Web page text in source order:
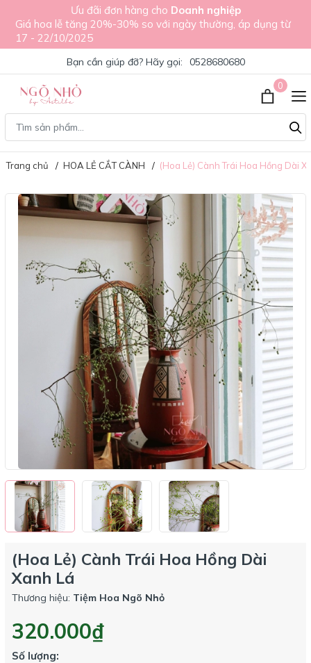
Ưu đãi đơn hàng cho Doanh nghiệp
Giá hoa lễ tăng 20%-30% so với ngày thường, áp dụng từ
17 - 22/10/2025
Bạn cần giúp đỡ? Hãy gọi: 0528680680
0
Trang chủ HOA LẺ CẮT CÀNH (Hoa Lẻ) Cành Trái Hoa Hồng Dài
(Hoa Lẻ) Cành Trái Hoa Hồng Dài
Xanh Lá
Thương hiệu: Tiệm Hoa Ngõ Nhỏ
320.000₫
Số lượng: